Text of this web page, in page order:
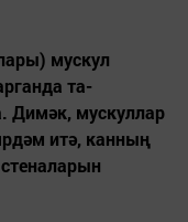
мускул
та­
мускуллар
итә, канның